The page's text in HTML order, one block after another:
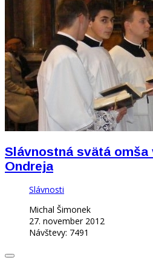
Slávnostná svätá omša
Ondreja
Slávnosti
Michal Šimonek
27. november 2012
Návštevy: 7491